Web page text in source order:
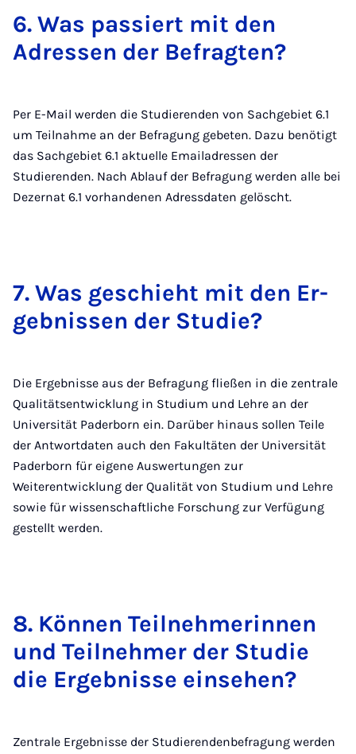
6. Was pas­siert mit den
Adres­sen der Be­frag­ten?
Per E-Mail werden die Studierenden von Sachgebiet 6.1
um Teilnahme an der Befragung gebeten. Dazu benötigt
das Sachgebiet 6.1 aktuelle Emailadressen der
Studierenden. Nach Ablauf der Befragung werden alle bei
Dezernat 6.1 vorhandenen Adressdaten gelöscht.
7. Was ge­schieht mit den Er­
geb­nis­sen der Stu­die?
Die Ergebnisse aus der Befragung fließen in die zentrale
Qualitätsentwicklung in Studium und Lehre an der
Universität Paderborn ein. Darüber hinaus sollen Teile
der Antwortdaten auch den Fakultäten der Universität
Paderborn für eigene Auswertungen zur
Weiterentwicklung der Qualität von Studium und Lehre
sowie für wissenschaftliche Forschung zur Verfügung
gestellt werden.
8. Kön­nen Teil­neh­me­rin­nen
und Teil­neh­mer der Stu­die
die Er­geb­nis­se ein­se­hen?
Zentrale Ergebnisse der Studierendenbefragung werden